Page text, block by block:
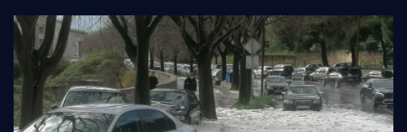
Tradicija i kultura